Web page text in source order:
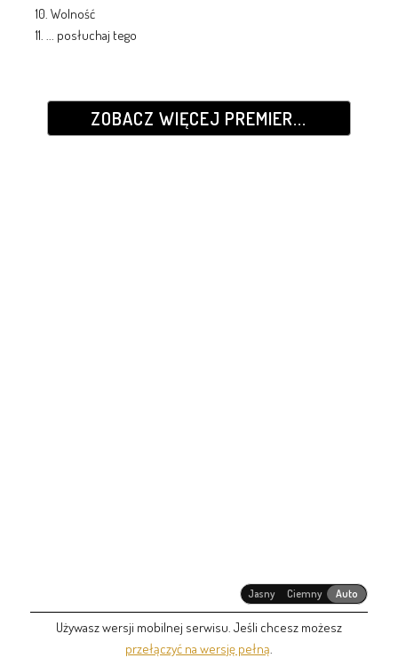
10. Wolność
11. ... posłuchaj tego
ZOBACZ WIĘCEJ PREMIER...
Jasny Ciemny Auto
Używasz wersji mobilnej serwisu. Jeśli chcesz możesz
przełączyć na wersję pełną